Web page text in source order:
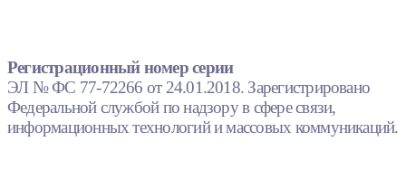
Регистрационный номер серии
ЭЛ № ФС 77-72266 от 24.01.2018. Зарегистрировано
Федеральной службой по надзору в сфере связи,
информационных технологий и массовых коммуникаций.